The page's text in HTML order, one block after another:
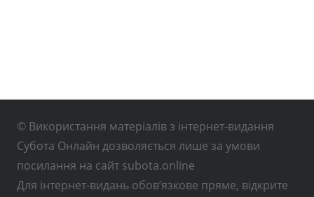
© Використання матеріалів з інтернет-видання
Субота Онлайн дозволяється лише за умови
посилання на сайт subota.online
Для інтернет-видань обов’язкове пряме, відкрите